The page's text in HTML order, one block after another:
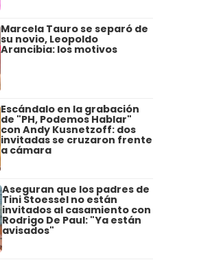
Marcela Tauro se separó de
su novio, Leopoldo
Arancibia: los motivos
Escándalo en la grabación
de "PH, Podemos Hablar"
con Andy Kusnetzoff: dos
invitadas se cruzaron frente
a cámara
Aseguran que los padres de
Tini Stoessel no están
invitados al casamiento con
Rodrigo De Paul: "Ya están
avisados"